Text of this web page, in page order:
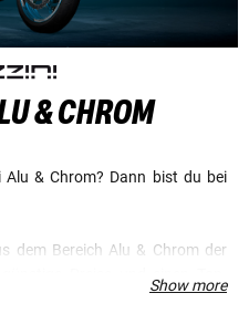
& CHROM
& Chrom? Dann bist du bei
dem Bereich Alu & Chrom der
Preise und einen Top-
Show more